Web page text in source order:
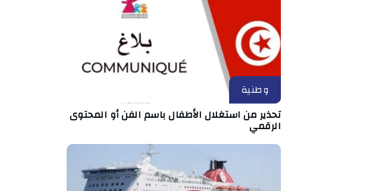
وطنية
تحذير من استغلال الأطفال باسم الفن أو المحتوى
الرقمي